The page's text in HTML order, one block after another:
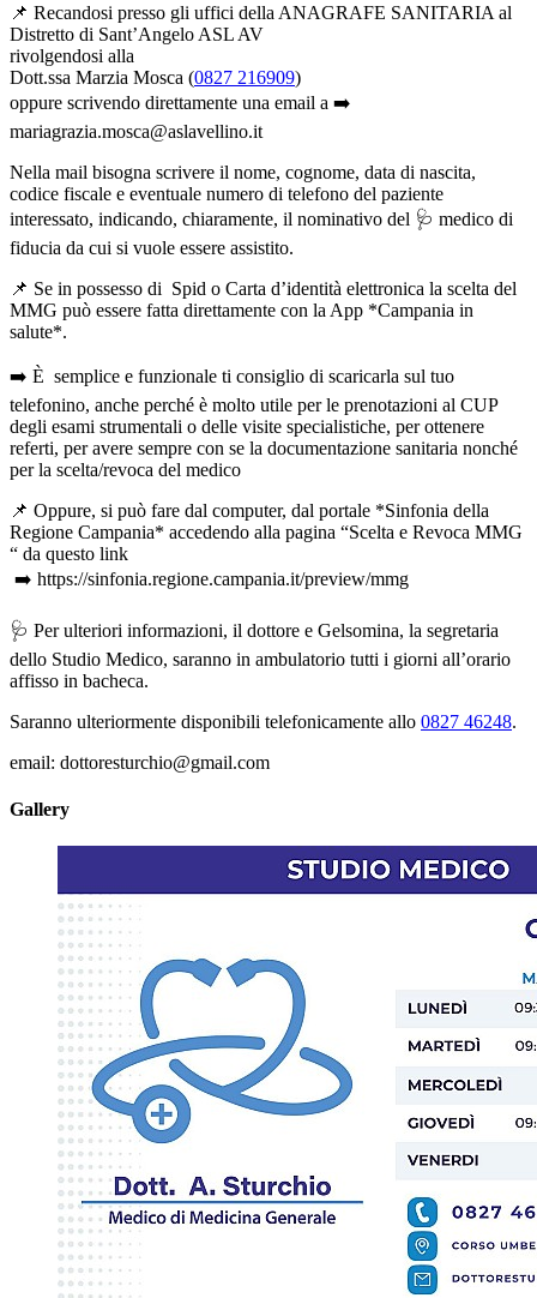
📌 Recandosi presso gli uffici della ANAGRAFE SANITARIA al
Distretto di Sant’Angelo ASL AV
rivolgendosi alla
Dott.ssa Marzia Mosca (0827 216909)
oppure scrivendo direttamente una email a ➡️
mariagrazia.mosca@aslavellino.it
Nella mail bisogna scrivere il nome, cognome, data di nascita,
codice fiscale e eventuale numero di telefono del paziente
interessato, indicando, chiaramente, il nominativo del 🩺 medico di
fiducia da cui si vuole essere assistito.
📌 Se in possesso di Spid o Carta d’identità elettronica la scelta del
MMG può essere fatta direttamente con la App *Campania in
salute*.
➡️ È semplice e funzionale ti consiglio di scaricarla sul tuo
telefonino, anche perché è molto utile per le prenotazioni al CUP
degli esami strumentali o delle visite specialistiche, per ottenere
referti, per avere sempre con se la documentazione sanitaria nonché
per la scelta/revoca del medico
📌 Oppure, si può fare dal computer, dal portale *Sinfonia della
Regione Campania* accedendo alla pagina “Scelta e Revoca MMG
“ da questo link
➡️ https://sinfonia.regione.campania.it/preview/mmg
🩺 Per ulteriori informazioni, il dottore e Gelsomina, la segretaria
dello Studio Medico, saranno in ambulatorio tutti i giorni all’orario
affisso in bacheca.
Saranno ulteriormente disponibili telefonicamente allo 0827 46248.
email: dottoresturchio@gmail.com
Gallery